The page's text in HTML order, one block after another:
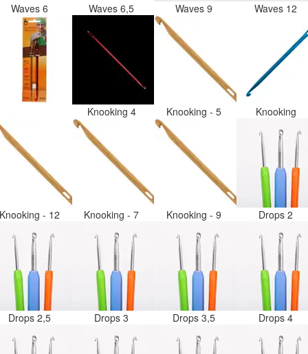
Waves 6 Waves 6,5 Waves 9 Waves 12
Knooking 4 Knooking - 5 Knooking
- 12 Knooking - 7 Knooking - 9 Drops 2
Drops 2,5 Drops 3 Drops 3,5 Drops 4